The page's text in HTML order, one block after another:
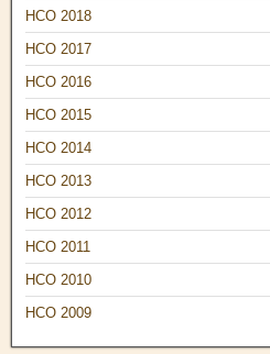
НСО 2018
НСО 2017
НСО 2016
НСО 2015
НСО 2014
НСО 2013
НСО 2012
НСО 2011
НСО 2010
НСО 2009